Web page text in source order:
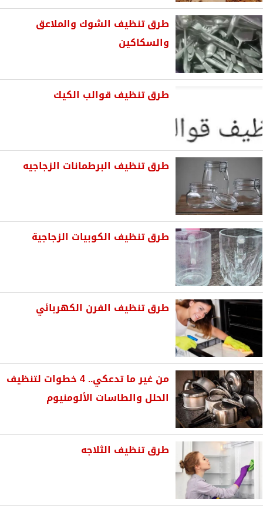
طرق تنظيف الشوك والملاعق
والسكاكين
طرق تنظيف قوالب الكيك
طرق تنظيف البرطمانات الزجاجيه
طرق تنظيف الكوبيات الزجاجية
طرق تنظيف الفرن الكهربائي
من غير ما تدعكي.. 4 خطوات لتنظيف
الحلل والطاسات الألومنيوم
طرق تنظيف الثلاجه